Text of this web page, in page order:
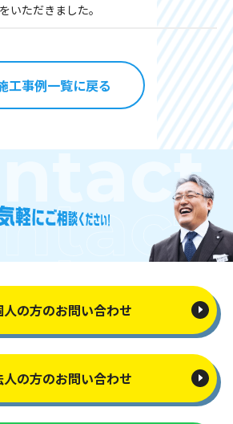
いただきました。
工事例一覧に戻る
人の方のお問い合わせ
人の方のお問い合わせ